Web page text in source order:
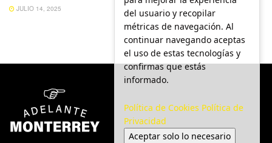
JULIO 14, 2025
del usuario y recopilar
métricas de navegación. Al
continuar navegando aceptas
el uso de estas tecnologías y
confirmas que estás
informado.
Política de Cookies Política de
Privacidad
Aceptar solo lo necesario